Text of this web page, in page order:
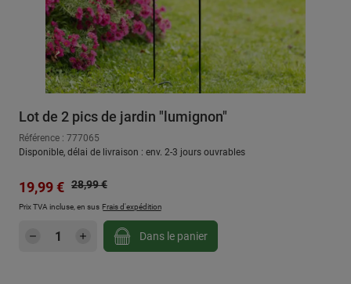
Lot de 2 pics de jardin "lumignon"
Référence : 777065
Disponible, délai de livraison : env. 2-3 jours ouvrables
Prix de vente :
19,99 € Prix régulier :
28,99 €
Prix TVA incluse, en sus Frais d'expédition
Quantité de produit : Entrez la quantité
Dans le panier